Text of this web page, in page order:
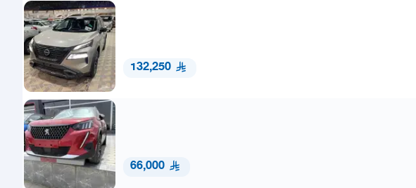
132,250
66,000